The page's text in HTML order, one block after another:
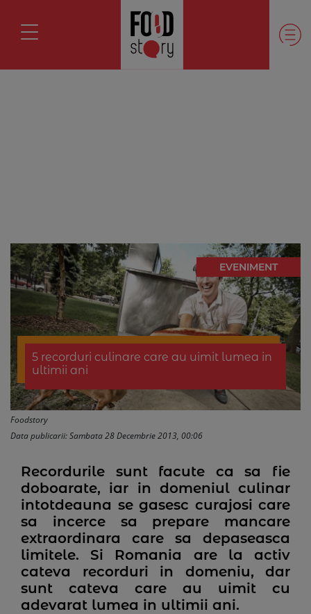
EVENIMENT
5 recorduri culinare care au uimit lumea in
ultimii ani
Foodstory
Data publicarii: Sambata 28 Decembrie 2013, 00:06
Recordurile sunt facute ca sa fie
doboarate, iar in domeniul culinar
intotdeauna se gasesc curajosi care
sa incerce sa prepare mancare
extraordinara care sa depaseasca
limitele. Si Romania are la activ
cateva recorduri in domeniu, dar
sunt cateva care au uimit cu
adevarat lumea in ultimii ani.